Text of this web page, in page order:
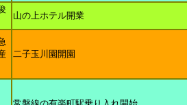
山の上ホテル開業
二子玉川園開園